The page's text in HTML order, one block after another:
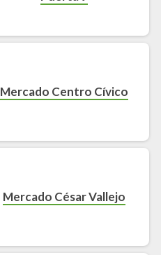
Mercado Centro Cívico
Mercado César Vallejo